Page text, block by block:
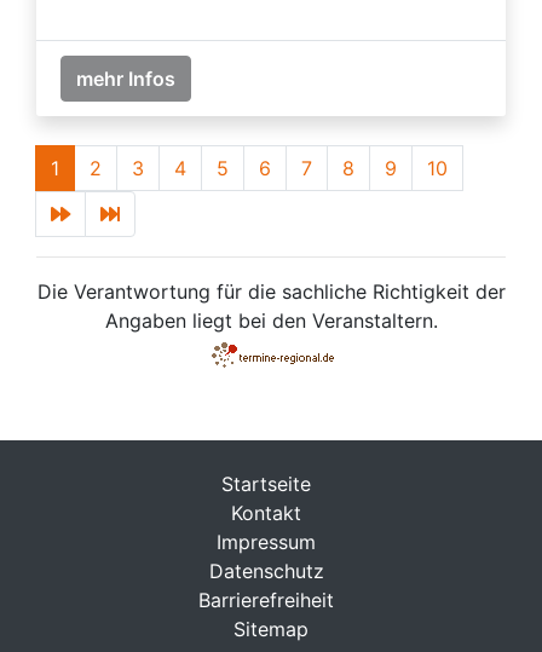
mehr Infos
1 2 3 4 5 6 7 8 9 10
Die Verantwortung für die sachliche Richtigkeit der
Angaben liegt bei den Veranstaltern.
Startseite
Kontakt
Impressum
Datenschutz
Barrierefreiheit
Sitemap